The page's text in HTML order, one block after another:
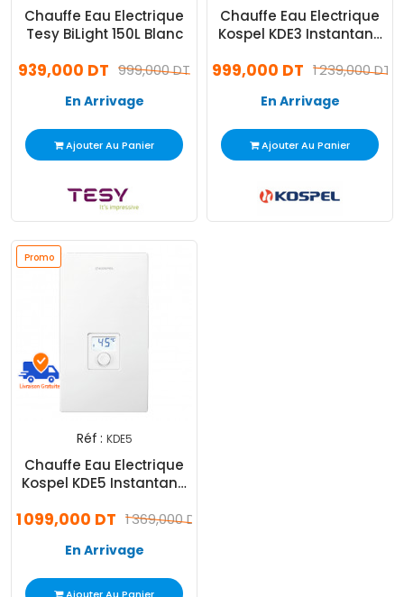
Chauffe Eau Electrique
Tesy BiLight 150L Blanc
999,000 DT
939,000 DT
En Arrivage
Ajouter Au Panier
Chauffe Eau Electrique
Kospel KDE3 Instantané
1 239,000 DT
999,000 DT
En Arrivage
Ajouter Au Panier
Promo
Réf : KDE5
Chauffe Eau Electrique
Kospel KDE5 Instantané
1 369,000 DT
1 099,000 DT
En Arrivage